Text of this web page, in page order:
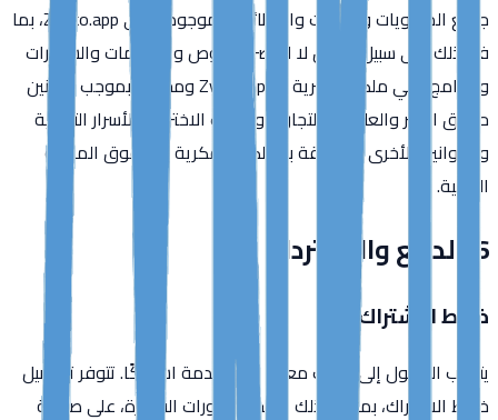
جميع المحتويات والميزات والوظائف الموجودة على Zynko.app، بما
في ذلك على سبيل المثال لا الحصر النصوص والرسومات والشعارات
والبرامج، هي ملكية حصرية لـ Zynko.app ومحمية بموجب قوانين
حقوق النشر والعلامات التجارية وبراءات الاختراع والأسرار التجارية
والقوانين الأخرى المتعلقة بالملكية الفكرية أو حقوق الملكية
الدولية.
6. الدفع والاسترداد
خطط الاشتراك
يتطلب الوصول إلى ميزات معينة في الخدمة اشتراكًا. تتوفر تفاصيل
خطط الاشتراك، بما في ذلك الأسعار ودورات الفوترة، على صفحة